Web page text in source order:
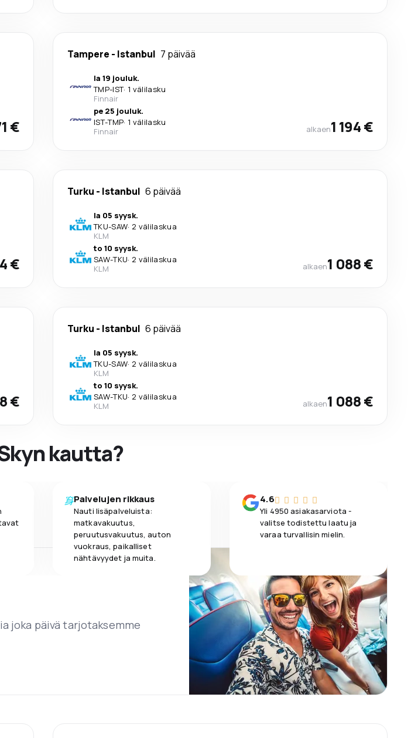
€
Tampere - Istanbul 7 päivää
la 19 jouluk.
TMP-IST· 1 välilasku
Finnair
pe 25 jouluk.
IST-TMP· 1 välilasku
Finnair
alkaen1 194 €
€
Turku - Istanbul 6 päivää
la 05 syysk.
TKU-SAW· 2 välilaskua
KLM
to 10 syysk.
SAW-TKU· 2 välilaskua
KLM
alkaen1 088 €
€
Turku - Istanbul 6 päivää
la 05 syysk.
TKU-SAW· 2 välilaskua
KLM
to 10 syysk.
SAW-TKU· 2 välilaskua
KLM
alkaen1 088 €
kautta?
Palvelujen rikkaus
Nauti lisäpalveluista:
matkavakuutus,
peruutusvakuutus, auton
vuokraus, paikalliset
nähtävyydet ja muita.
4.6
Yli 4950 asiakasarviota -
valitse todistettu laatu ja
varaa turvallisin mielin.
joka päivä tarjotaksemme